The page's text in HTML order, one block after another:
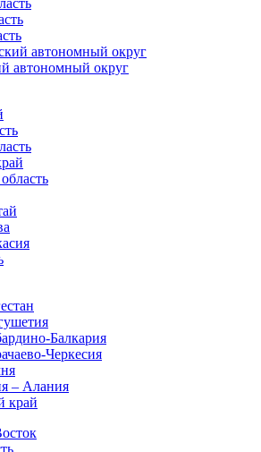
автономный округ
автономный округ
Балкария
Черкесия
– Алания
край